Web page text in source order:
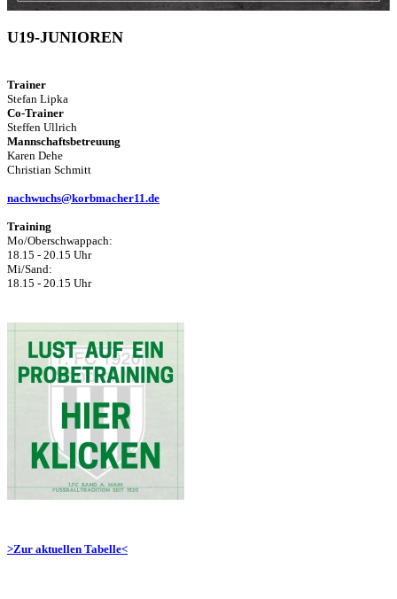
U19-JUNIOREN
Trainer
Stefan Lipka
Co-Trainer
Steffen Ullrich
Mannschaftsbetreuung
Karen Dehe
Christian Schmitt
nachwuchs@korbmacher11.de
Training
Mo/Oberschwappach:
18.15 - 20.15 Uhr
Mi/Sand:
18.15 - 20.15 Uhr
>Zur aktuellen Tabelle<